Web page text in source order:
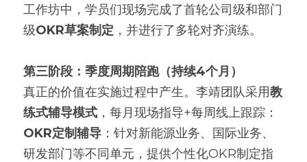
工作坊中，学员们现场完成了首轮公司级和部门
级OKR草案制定 ，并进行了多轮对齐演练。
第三阶段：季度周期陪跑（持续4个月）
真正的价值在实施过程中产生。李靖团队采用教
练式辅导模式 ，每月现场指导+每周线上跟踪：
OKR定制辅导 ：针对新能源业务、国际业务、
研发部门等不同单元，提供个性化OKR制定指